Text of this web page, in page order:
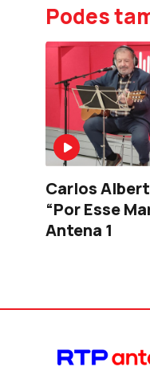
Podes
Carlos
“Por Esse
Antena 1